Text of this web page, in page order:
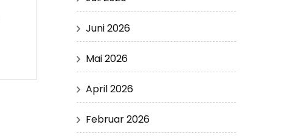
Juni 2026
Mai 2026
April 2026
Februar 2026